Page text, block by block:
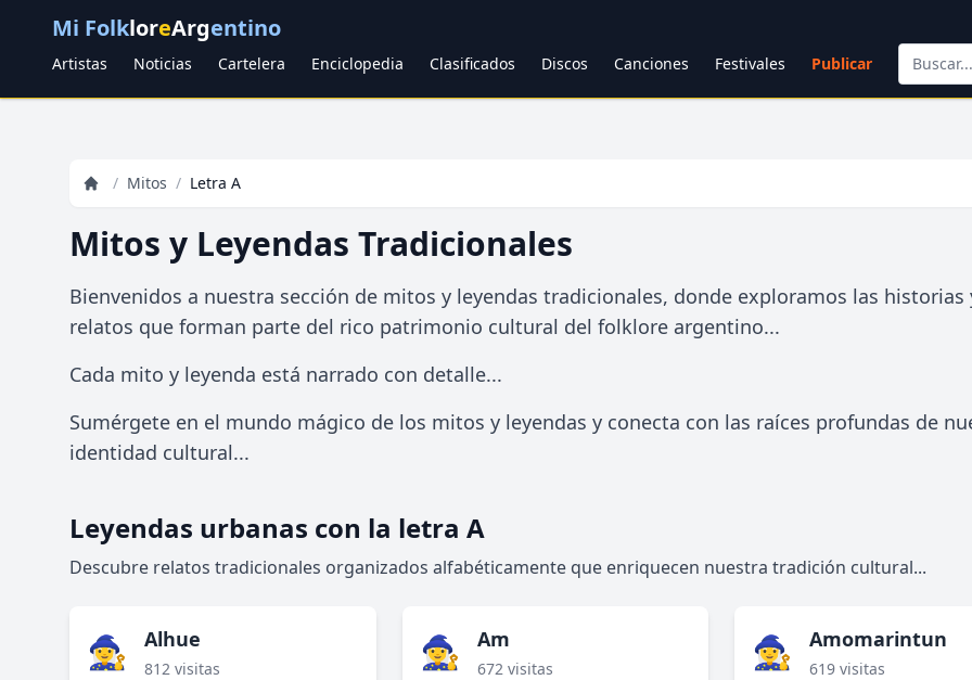
Mi FolkloreArgentino
Artistas Noticias Cartelera Enciclopedia Clasificados Discos Canciones Festivales Publicar
/ Mitos / Letra A
Mitos y Leyendas Tradicionales
Bienvenidos a nuestra sección de mitos y leyendas tradicionales, donde exploramos las historias
relatos que forman parte del rico patrimonio cultural del folklore argentino...
Cada mito y leyenda está narrado con detalle...
Sumérgete en el mundo mágico de los mitos y leyendas y conecta con las raíces profundas de
identidad cultural...
Leyendas urbanas con la letra A
Descubre relatos tradicionales organizados alfabéticamente que enriquecen nuestra tradición cultural...
🧙‍♀️ Alhue
812 visitas 🧙‍♀️ Am
672 visitas 🧙‍♀️ Amomarintun
619 visitas